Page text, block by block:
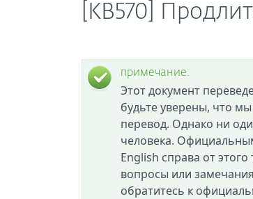
[KB570]
примечание:
Этот документ
будьте уверены, что
перевод. Однако ни
человека.
English справа от
вопросы или
обратитесь к